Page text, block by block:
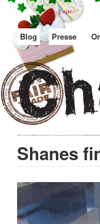
Blog Presse
Shanes